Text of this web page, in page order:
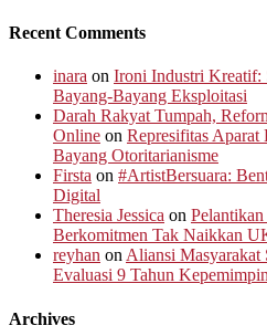
Recent Comments
inara on Ironi Industri Kreatif:
Bayang-Bayang Eksploitasi
Darah Rakyat Tumpah,
Online on Represifitas
Bayang Otoritarianisme
Firsta on #ArtistBersuara:
Digital
Theresia Jessica on
Berkomitmen Tak Naikkan
reyhan onAliansi Masyarakat
Evaluasi 9 Tahun
Archives